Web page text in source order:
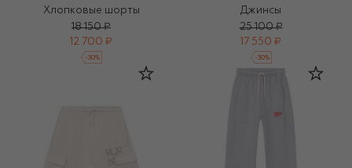
Хлопковые шорты
18 150 ₽
12 700 ₽
-30%
Джинсы
25 100 ₽
17 550 ₽
-30%